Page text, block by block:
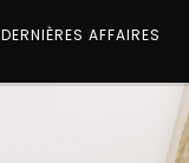
DERNIÈRES AFFAIRES